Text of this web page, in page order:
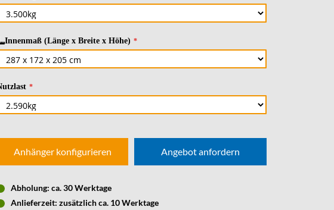
Innenmaß (Länge x Breite x Höhe)
Anhänger konfigurieren Angebot anfordern
Abholung: ca. 30 Werktage
Anlieferzeit: zusätzlich ca. 10 Werktage